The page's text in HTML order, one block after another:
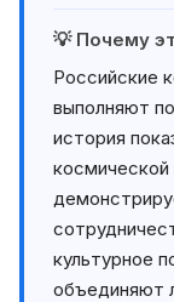
💡 Почему
Российские
выполняют
история
культурное
объединяют